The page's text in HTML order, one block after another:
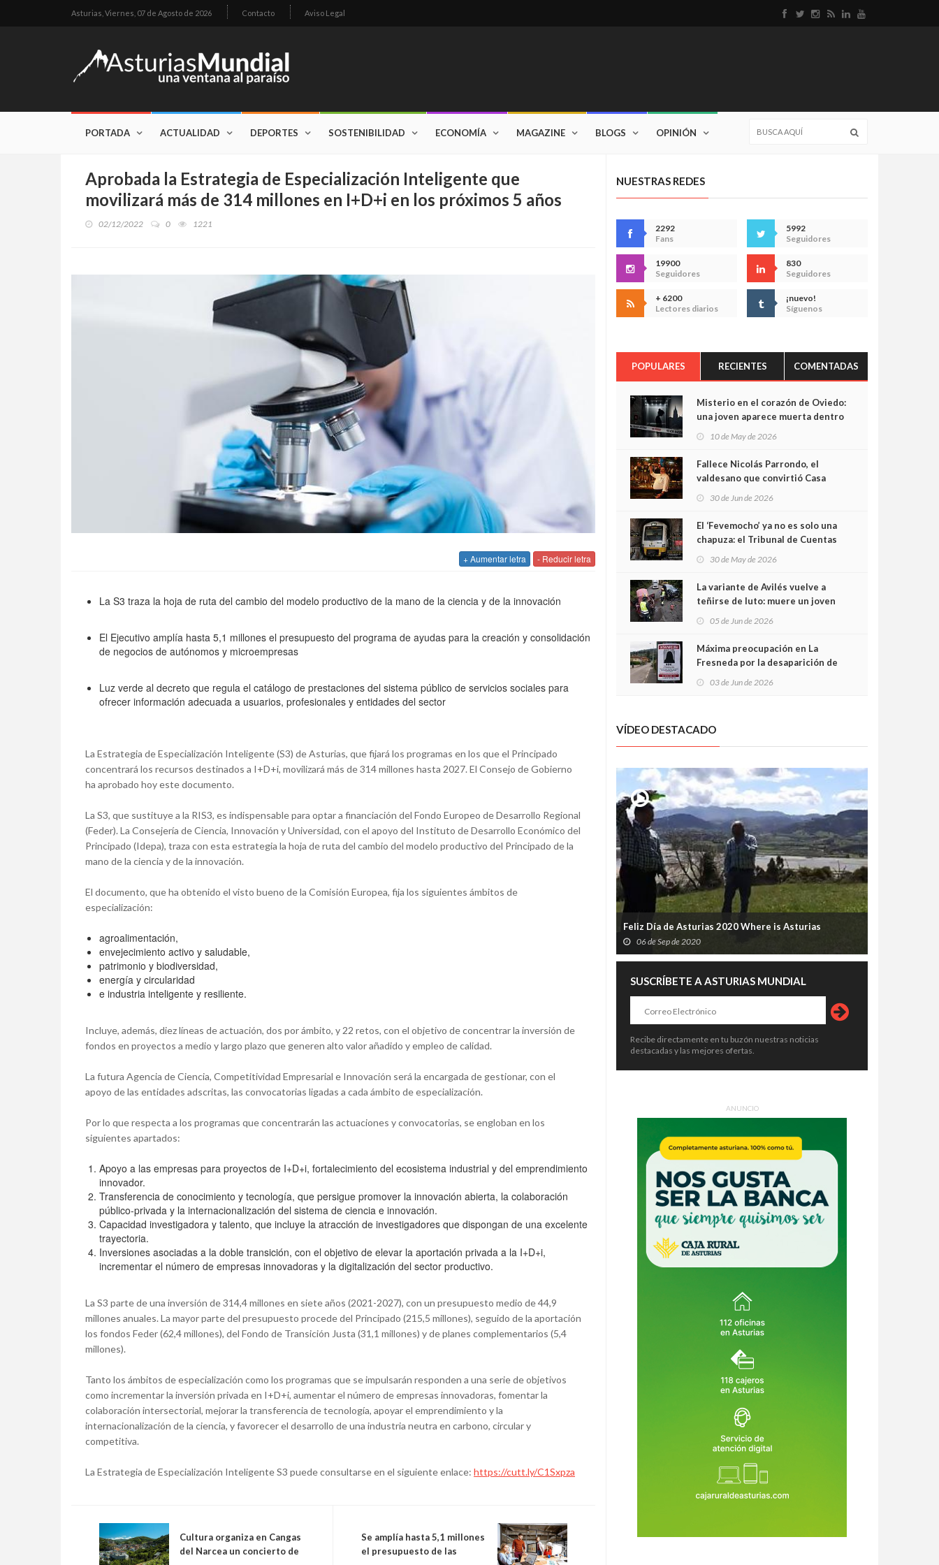
Asturias, Viernes, 07 de Agosto de 2026 Contacto Aviso Legal
PORTADA ACTUALIDAD DEPORTES SOSTENIBILIDAD ECONOMÍA MAGAZINE BLOGS OPINIÓN
Aprobada la Estrategia de Especialización Inteligente que
movilizará más de 314 millones en I+D+i en los próximos 5 años
02/12/2022 0 1221
+ Aumentar letra - Reducir letra
La S3 traza la hoja de ruta del cambio del modelo productivo de la mano de la ciencia y de la innovación
El Ejecutivo amplía hasta 5,1 millones el presupuesto del programa de ayudas para la creación y consolidación
de negocios de autónomos y microempresas
Luz verde al decreto que regula el catálogo de prestaciones del sistema público de servicios sociales para
ofrecer información adecuada a usuarios, profesionales y entidades del sector
La Estrategia de Especialización Inteligente (S3) de Asturias, que fijará los programas en los que el Principado
concentrará los recursos destinados a I+D+i, movilizará más de 314 millones hasta 2027. El Consejo de Gobierno
ha aprobado hoy este documento.
La S3, que sustituye a la RIS3, es indispensable para optar a financiación del Fondo Europeo de Desarrollo Regional
(Feder). La Consejería de Ciencia, Innovación y Universidad, con el apoyo del Instituto de Desarrollo Económico del
Principado (Idepa), traza con esta estrategia la hoja de ruta del cambio del modelo productivo del Principado de la
mano de la ciencia y de la innovación.
El documento, que ha obtenido el visto bueno de la Comisión Europea, fija los siguientes ámbitos de
especialización:
agroalimentación,
envejecimiento activo y saludable,
patrimonio y biodiversidad,
energía y circularidad
e industria inteligente y resiliente.
Incluye, además, diez líneas de actuación, dos por ámbito, y 22 retos, con el objetivo de concentrar la inversión de
fondos en proyectos a medio y largo plazo que generen alto valor añadido y empleo de calidad.
La futura Agencia de Ciencia, Competitividad Empresarial e Innovación será la encargada de gestionar, con el
apoyo de las entidades adscritas, las convocatorias ligadas a cada ámbito de especialización.
Por lo que respecta a los programas que concentrarán las actuaciones y convocatorias, se engloban en los
siguientes apartados:
Apoyo a las empresas para proyectos de I+D+i, fortalecimiento del ecosistema industrial y del emprendimiento
innovador.
Transferencia de conocimiento y tecnología, que persigue promover la innovación abierta, la colaboración
público-privada y la internacionalización del sistema de ciencia e innovación.
Capacidad investigadora y talento, que incluye la atracción de investigadores que dispongan de una excelente
trayectoria.
Inversiones asociadas a la doble transición, con el objetivo de elevar la aportación privada a la I+D+i,
incrementar el número de empresas innovadoras y la digitalización del sector productivo.
La S3 parte de una inversión de 314,4 millones en siete años (2021-2027), con un presupuesto medio de 44,9
millones anuales. La mayor parte del presupuesto procede del Principado (215,5 millones), seguido de la aportación
los fondos Feder (62,4 millones), del Fondo de Transición Justa (31,1 millones) y de planes complementarios (5,4
millones).
Tanto los ámbitos de especialización como los programas que se impulsarán responden a una serie de objetivos
como incrementar la inversión privada en I+D+i, aumentar el número de empresas innovadoras, fomentar la
colaboración intersectorial, mejorar la transferencia de tecnología, apoyar el emprendimiento y la
internacionalización de la ciencia, y favorecer el desarrollo de una industria neutra en carbono, circular y
competitiva.
La Estrategia de Especialización Inteligente S3 puede consultarse en el siguiente enlace: https://cutt.ly/C1Sxpza
Cultura organiza en Cangas
del Narcea un concierto de
Se amplía hasta 5,1 millones
el presupuesto de las
NUESTRAS REDES
2292
Fans
5992
Seguidores
19900
Seguidores
830
Seguidores
+ 6200
Lectores diarios
¡nuevo!
Síguenos
POPULARES RECIENTES COMENTADAS
Misterio en el corazón de Oviedo:
una joven aparece muerta dentro
cámaras captan sus últimos
minutos
10 de May de 2026
Fallece Nicolás Parrondo, el
valdesano que convirtió Casa
30 de Jun de 2026
El ‘Fevemocho’ ya no es solo una
chapuza: el Tribunal de Cuentas
sobrecoste de los trenes que no
cabían por los túneles
30 de May de 2026
La variante de Avilés vuelve a
teñirse de luto: muere un joven
05 de Jun de 2026
Máxima preocupación en La
Fresneda por la desaparición de
03 de Jun de 2026
VÍDEO DESTACADO
Feliz Día de Asturias 2020 Where is Asturias
06 de Sep de 2020
SUSCRÍBETE A ASTURIAS MUNDIAL
Recibe directamente en tu buzón nuestras noticias
destacadas y las mejores ofertas.
ANUNCIO